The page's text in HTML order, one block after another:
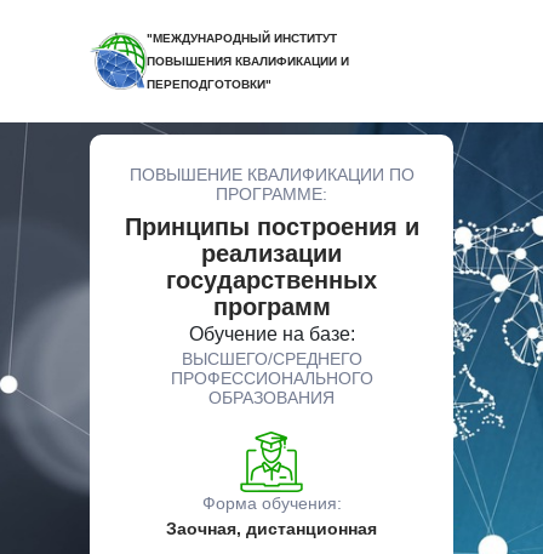
"МЕЖДУНАРОДНЫЙ ИНСТИТУТ
ПОВЫШЕНИЯ КВАЛИФИКАЦИИ И
ПЕРЕПОДГОТОВКИ"
ПОВЫШЕНИЕ КВАЛИФИКАЦИИ ПО
ПРОГРАММЕ:
Принципы построения и
реализации
государственных
программ
Обучение на базе:
ВЫСШЕГО/СРЕДНЕГО
ПРОФЕССИОНАЛЬНОГО
ОБРАЗОВАНИЯ
Форма обучения:
Заочная, дистанционная